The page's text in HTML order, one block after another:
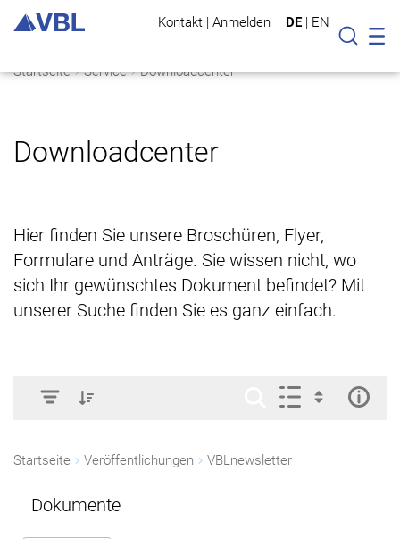
Kontakt | Anmelden DE | EN
Suche
Startseite Service Downloadcenter
Downloadcenter
Hier finden Sie unsere Broschüren, Flyer,
Formulare und Anträge. Sie wissen nicht, wo
sich Ihr gewünschtes Dokument befindet? Mit
unserer Suche finden Sie es ganz einfach.
Startseite Veröffentlichungen VBLnewsletter
Dokumente